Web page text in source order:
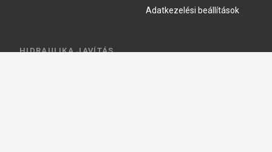
Adatkezelési beállítások
HIDRAULIKA JAVÍTÁS